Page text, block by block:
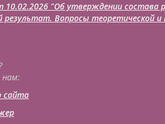
"Об утверждении состава
Вопросы теоретической и
сайта